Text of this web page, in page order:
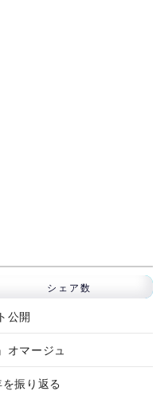
シェア数
公開
オマージュ
振り返る